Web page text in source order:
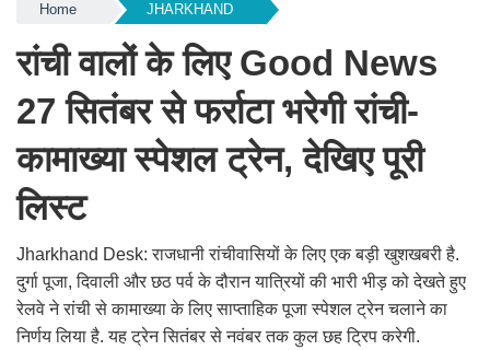
Home JHARKHAND
रांची वालों के लिए Good News
27 सितंबर से फर्राटा भरेगी रांची-
कामाख्या स्पेशल ट्रेन, देखिए पूरी
लिस्ट
Jharkhand Desk: राजधानी रांचीवासियों के लिए एक बड़ी खुशखबरी है.
दुर्गा पूजा, दिवाली और छठ पर्व के दौरान यात्रियों की भारी भीड़ को देखते हुए
रेलवे ने रांची से कामाख्या के लिए साप्ताहिक पूजा स्पेशल ट्रेन चलाने का
निर्णय लिया है. यह ट्रेन सितंबर से नवंबर तक कुल छह ट्रिप करेगी.